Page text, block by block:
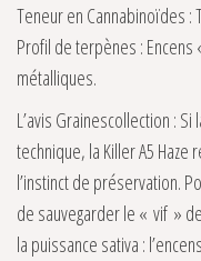
Teneur en Cannabinoïdes :
Profil de terpènes :
métalliques.
L’avis Grainescollection :
technique, la Killer A5
l’instinct de préservation.
de sauvegarder le « vif »
la puissance sativa :